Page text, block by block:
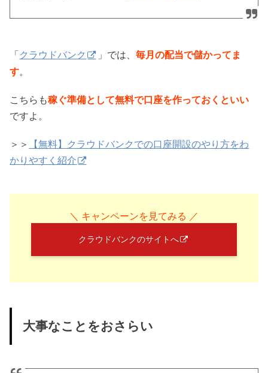
「 クラウドバンク 」では、毎月の配当で儲かってま
す。
こちらも稼ぐ準備として無料で口座を作っておくといい
ですよ。
＞＞
【無料】クラウドバンクでの口座開設のやり方をわ
かりやすく紹介
＼ キャンペーンを見てみる ／
クラウドバンクのサイトへ
大事なことをおさらい